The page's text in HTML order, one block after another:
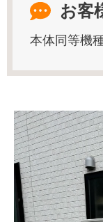
お客
本体同等機